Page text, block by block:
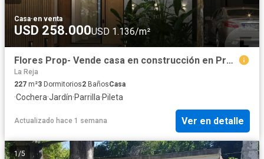
Casa·en venta
USD 258.000USD 1.136/m²
Flores Prop- Vende casa en construcción en Prados del Oeste
La Reja
227 m²3 Dormitorios2 BañosCasa
·Cochera·Jardín·Parrilla·Pileta
Actualizado hace 1 semana Ver en detalle
1/5